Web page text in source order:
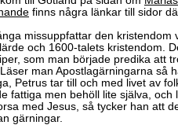
finns några länkar till sidor
missuppfattar den kristendom
och 1600-talets kristendom.
som man började predika att
man Apostlagärningarna så
Petrus tar till och med livet av
fattiga men behöll lite själva, och
med Jesus, så tycker han att
gärningar.